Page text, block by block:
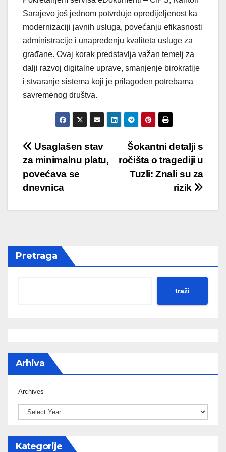
Sarajevo još jednom potvrđuje opredijeljenost ka
modernizaciji javnih usluga, povećanju efikasnosti
administracije i unapređenju kvaliteta usluge za
građane. Ovaj korak predstavlja važan temelj za
dalji razvoj digitalne uprave, smanjenje birokratije
i stvaranje sistema koji je prilagođen potrebama
savremenog društva.
Post
navigation
Šokantni detalji s
ročišta o tragediji u
Tuzli: Znali su za
rizik
Usaglašen stav
za minimalnu platu,
povećava se
dnevnica
Pretraga
traži
Arhiva
Archives
Kategorije